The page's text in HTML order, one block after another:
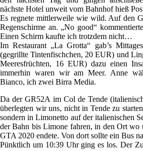
nächste Hotel unweit vom Bahnhof hieß
Es regnete mittlerweile wie wild. Auf den
Regenschirme an. „No good“
Einen Schirm kaufte ich trotzdem nicht…
Im Restaurant „La Grotta“ gab’s
(gegrillte Tintenfischchen, 20 EUR) und
Meeresfrüchten, 16 EUR) dazu einen
immerhin waren wir am Meer. Anne
Bianco, ich zwei Birra Media.
Da der GR52A im Col de Tende
überlegten wir uns, nicht in Tende zu
sondern in Limonetto auf der italienischen
der Bahn bis Limone fahren, in den Ort wo
GTA 2020 endete. Von dort sollte ein Bus
Pünktlich um 10:39 Uhr ging es los. Der